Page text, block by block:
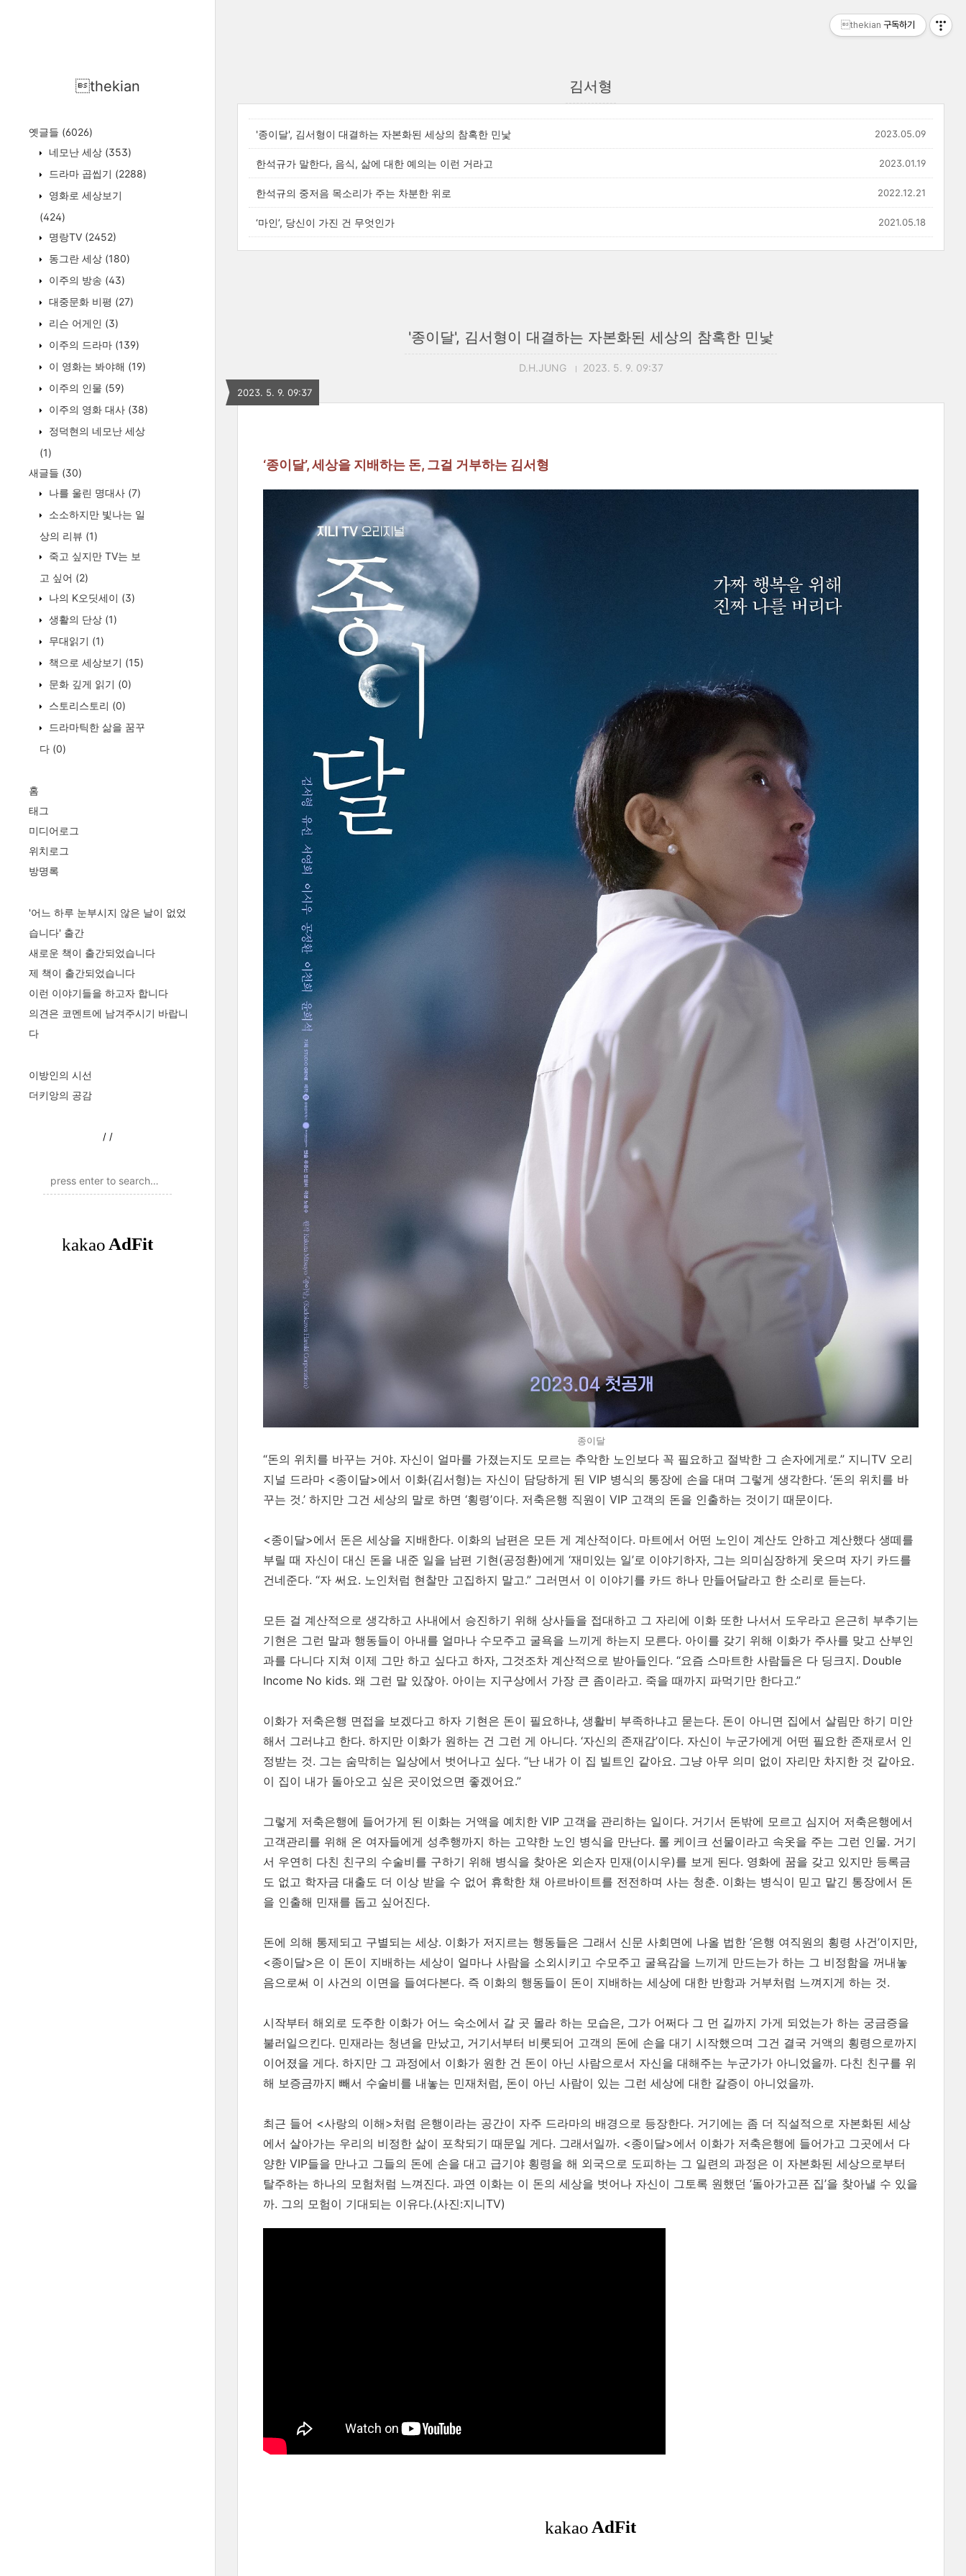
thekian
옛글들 (6026)
네모난 세상 (353)
드라마 곱씹기 (2288)
영화로 세상보기
(424)
명랑TV (2452)
동그란 세상 (180)
이주의 방송 (43)
대중문화 비평 (27)
리슨 어게인 (3)
이주의 드라마 (139)
이 영화는 봐야해 (19)
이주의 인물 (59)
이주의 영화 대사 (38)
정덕현의 네모난 세상
(1)
새글들 (30)
나를 울린 명대사 (7)
소소하지만 빛나는 일
상의 리뷰 (1)
죽고 싶지만 TV는 보
고 싶어 (2)
나의 K오딧세이 (3)
생활의 단상 (1)
무대읽기 (1)
책으로 세상보기 (15)
문화 깊게 읽기 (0)
스토리스토리 (0)
드라마틱한 삶을 꿈꾸
다 (0)
홈
태그
미디어로그
위치로그
방명록
'어느 하루 눈부시지 않은 날이 없었
습니다' 출간
새로운 책이 출간되었습니다
제 책이 출간되었습니다
이런 이야기들을 하고자 합니다
의견은 코멘트에 남겨주시기 바랍니
다
이방인의 시선
더키앙의 공감
/ /
김서형
'종이달', 김서형이 대결하는 자본화된 세상의 참혹한 민낯 2023.05.09
한석규가 말한다, 음식, 삶에 대한 예의는 이런 거라고 2023.01.19
한석규의 중저음 목소리가 주는 차분한 위로 2022.12.21
‘마인’, 당신이 가진 건 무엇인가 2021.05.18
'종이달', 김서형이 대결하는 자본화된 세상의 참혹한 민낯
D.H.JUNG 2023. 5. 9. 09:37
2023. 5. 9. 09:37
‘종이달’, 세상을 지배하는 돈, 그걸 거부하는 김서형
종이달
“돈의 위치를 바꾸는 거야. 자신이 얼마를 가졌는지도 모르는 추악한 노인보다 꼭 필요하고 절박한 그 손자에게로.” 지니TV 오리
지널 드라마 <종이달>에서 이화(김서형)는 자신이 담당하게 된 VIP 병식의 통장에 손을 대며 그렇게 생각한다. ‘돈의 위치를 바
꾸는 것.’ 하지만 그건 세상의 말로 하면 ‘횡령’이다. 저축은행 직원이 VIP 고객의 돈을 인출하는 것이기 때문이다.
<종이달>에서 돈은 세상을 지배한다. 이화의 남편은 모든 게 계산적이다. 마트에서 어떤 노인이 계산도 안하고 계산했다 생떼를
부릴 때 자신이 대신 돈을 내준 일을 남편 기현(공정환)에게 ‘재미있는 일’로 이야기하자, 그는 의미심장하게 웃으며 자기 카드를
건네준다. “자 써요. 노인처럼 현찰만 고집하지 말고.” 그러면서 이 이야기를 카드 하나 만들어달라고 한 소리로 듣는다.
모든 걸 계산적으로 생각하고 사내에서 승진하기 위해 상사들을 접대하고 그 자리에 이화 또한 나서서 도우라고 은근히 부추기는
기현은 그런 말과 행동들이 아내를 얼마나 수모주고 굴욕을 느끼게 하는지 모른다. 아이를 갖기 위해 이화가 주사를 맞고 산부인
과를 다니다 지쳐 이제 그만 하고 싶다고 하자, 그것조차 계산적으로 받아들인다. “요즘 스마트한 사람들은 다 딩크지. Double
Income No kids. 왜 그런 말 있잖아. 아이는 지구상에서 가장 큰 좀이라고. 죽을 때까지 파먹기만 한다고.”
이화가 저축은행 면접을 보겠다고 하자 기현은 돈이 필요하냐, 생활비 부족하냐고 묻는다. 돈이 아니면 집에서 살림만 하기 미안
해서 그러냐고 한다. 하지만 이화가 원하는 건 그런 게 아니다. ‘자신의 존재감’이다. 자신이 누군가에게 어떤 필요한 존재로서 인
정받는 것. 그는 숨막히는 일상에서 벗어나고 싶다. “난 내가 이 집 빌트인 같아요. 그냥 아무 의미 없이 자리만 차지한 것 같아요.
이 집이 내가 돌아오고 싶은 곳이었으면 좋겠어요.”
그렇게 저축은행에 들어가게 된 이화는 거액을 예치한 VIP 고객을 관리하는 일이다. 거기서 돈밖에 모르고 심지어 저축은행에서
고객관리를 위해 온 여자들에게 성추행까지 하는 고약한 노인 병식을 만난다. 롤 케이크 선물이라고 속옷을 주는 그런 인물. 거기
서 우연히 다친 친구의 수술비를 구하기 위해 병식을 찾아온 외손자 민재(이시우)를 보게 된다. 영화에 꿈을 갖고 있지만 등록금
도 없고 학자금 대출도 더 이상 받을 수 없어 휴학한 채 아르바이트를 전전하며 사는 청춘. 이화는 병식이 믿고 맡긴 통장에서 돈
을 인출해 민재를 돕고 싶어진다.
돈에 의해 통제되고 구별되는 세상. 이화가 저지르는 행동들은 그래서 신문 사회면에 나올 법한 ‘은행 여직원의 횡령 사건’이지만,
<종이달>은 이 돈이 지배하는 세상이 얼마나 사람을 소외시키고 수모주고 굴욕감을 느끼게 만드는가 하는 그 비정함을 꺼내놓
음으로써 이 사건의 이면을 들여다본다. 즉 이화의 행동들이 돈이 지배하는 세상에 대한 반항과 거부처럼 느껴지게 하는 것.
시작부터 해외로 도주한 이화가 어느 숙소에서 갈 곳 몰라 하는 모습은, 그가 어쩌다 그 먼 길까지 가게 되었는가 하는 궁금증을
불러일으킨다. 민재라는 청년을 만났고, 거기서부터 비롯되어 고객의 돈에 손을 대기 시작했으며 그건 결국 거액의 횡령으로까지
이어졌을 게다. 하지만 그 과정에서 이화가 원한 건 돈이 아닌 사람으로서 자신을 대해주는 누군가가 아니었을까. 다친 친구를 위
해 보증금까지 빼서 수술비를 내놓는 민재처럼, 돈이 아닌 사람이 있는 그런 세상에 대한 갈증이 아니었을까.
최근 들어 <사랑의 이해>처럼 은행이라는 공간이 자주 드라마의 배경으로 등장한다. 거기에는 좀 더 직설적으로 자본화된 세상
에서 살아가는 우리의 비정한 삶이 포착되기 때문일 게다. 그래서일까. <종이달>에서 이화가 저축은행에 들어가고 그곳에서 다
양한 VIP들을 만나고 그들의 돈에 손을 대고 급기야 횡령을 해 외국으로 도피하는 그 일련의 과정은 이 자본화된 세상으로부터
탈주하는 하나의 모험처럼 느껴진다. 과연 이화는 이 돈의 세상을 벗어나 자신이 그토록 원했던 ‘돌아가고픈 집’을 찾아낼 수 있을
까. 그의 모험이 기대되는 이유다.(사진:지니TV)
thekian 구독하기